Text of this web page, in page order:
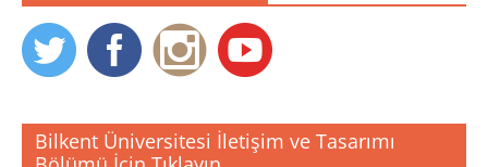
Bilkent Üniversitesi İletişim ve Tasarımı